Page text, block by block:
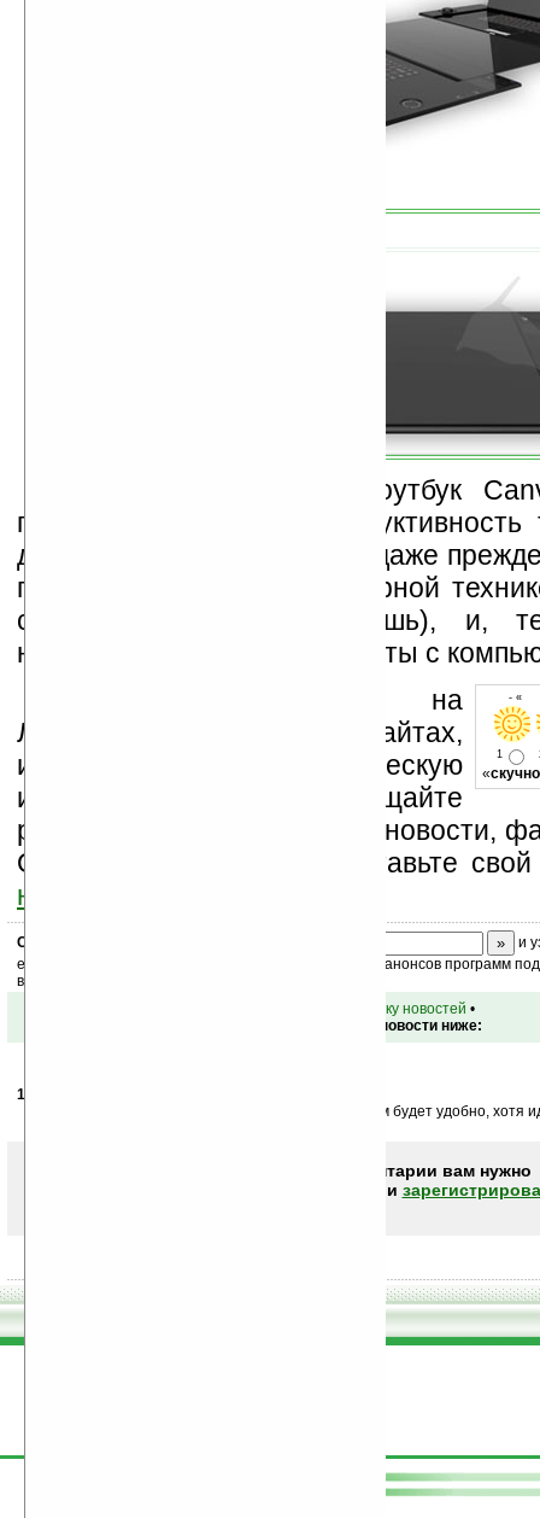
По замыслу Черри, ноутбук
повысить качество и продуктивность
дизайнера или художника, даже
представления о компьютерной
сейчас вряд ли встретишь), и,
начальными навыками работы с
- «
1
«скучно
Устанавливайте линк на
Ладошки на своих сайтах,
изучайте коммерческую
информацию, посещайте
разделы сайта (форум, чат, новости,
Оцените эту новость и оставьте
ниже на странице
Скоро
и
ежедневный или еженедельный дайджест новостей, анонсов программ
ваш почтовый ящик.
вернуться к списку новостей •
Обсуждение этой новости ниже:
15.03.2008
Похож на проф студию но не думаю что художникам будет удобно, хотя
Чтобы писать комментарии вам нужно
или